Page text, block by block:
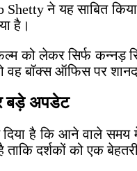
ने यह साबित
है।
को लेकर सिर्फ कन्नड़
वह बॉक्स ऑफिस पर
बड़े अपडेट
है कि आने वाले समय में
है ताकि दर्शकों को एक